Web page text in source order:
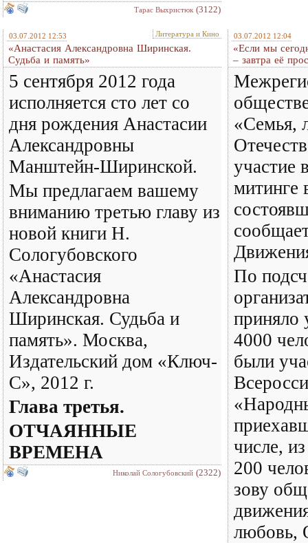
Тарас Выхристюк (3122)
03.07.2012 12:53 Литература и Кино
«Анастасия Александровна Ширинская.
Судьба и память»
5 сентября 2012 года
исполняется сто лет со
дня рождения Анастасии
Александровны
Манштейн-Ширинской.
Мы предлагаем вашему
вниманию третью главу из
новой книги Н.
Сологубовского
«Анастасия
Александровна
Ширинская. Судьба и
память». Москва,
Издательский дом «Ключ-
С», 2012 г.
Глава третья.
ОТЧАЯННЫЕ
ВРЕМЕНА
Николай Сологубовский (2322)
03.07.2012 12:04
«Если мы
– завтра её
«Семья,
участие
митинге
По
приняло
4000
были
числе,
200
зову
любовь,